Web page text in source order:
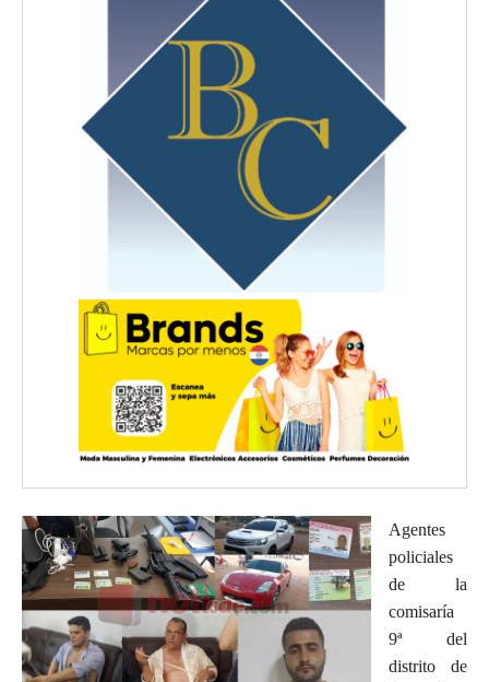
Agentes
policiales
de la
comisaría
9ª del
distrito de